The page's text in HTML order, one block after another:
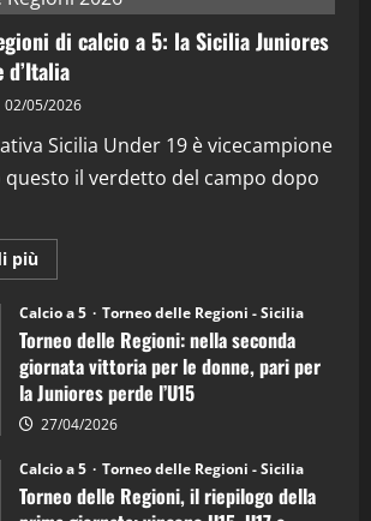
"SportEmpire" in Podcast
“SportEmpire” in Podcast: 28^ Puntata
(Martedi 21 Aprile 2026)
21/04/2026
(Martedi 14 Aprile 2026)
"SportEmpire" in Podcast
“SportEmpire” in Podcast: 26^ Puntata
(Martedi 07 Aprile 2026)
di calcio a 5: la Sicilia Juniores
d’Italia
02/05/2026
Sicilia Under 19 è vicecampione
questo il verdetto del campo dopo
più
informazioni
Torneo
delle
Regioni
di
calcio
a
5:
la
Juniores
è
vicecampione
d’Italia
Calcio a 5 Torneo delle Regioni - Sicilia
Torneo delle Regioni: nella seconda
giornata vittoria per le donne, pari per
la Juniores perde l’U15
27/04/2026
Calcio a 5 Torneo delle Regioni - Sicilia
Torneo delle Regioni, il riepilogo della